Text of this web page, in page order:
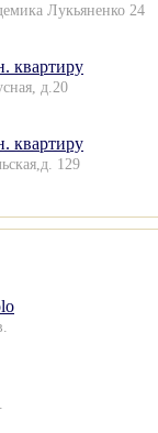
Лукьяненко 24
квартиру
д.20
квартиру
129